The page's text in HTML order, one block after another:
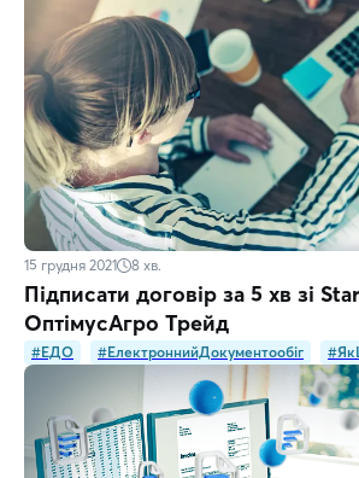
15 грудня 2021 8 хв.
Підписати договір за 5 хв зі
ОптімусАгро Трейд
#ЕДО #ЕлектроннийДокументообіг